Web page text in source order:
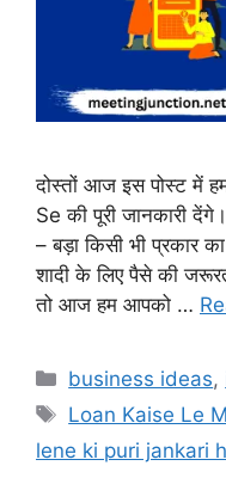
दोस्तों आज इस पोस्ट में
Se की पूरी जानकारी
– बड़ा किसी भी प्रकार
शादी के लिए पैसे की
तो आज हम आपको …
Categories
business ideas,
Tags
Loan Kaise Le
lene ki puri jankari